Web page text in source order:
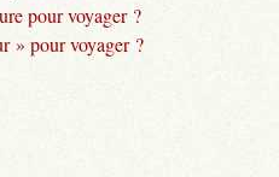
pour voyager ?
» pour voyager ?